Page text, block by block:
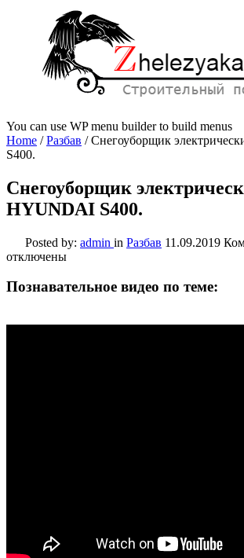
You can use WP menu builder to build menus
Home /Разбав /Снегоуборщик
S400.
Снегоуборщик
HYUNDAI S400.
Posted by: admin in Разбав 11.09.2019
отключены
Познавательное видео по теме: